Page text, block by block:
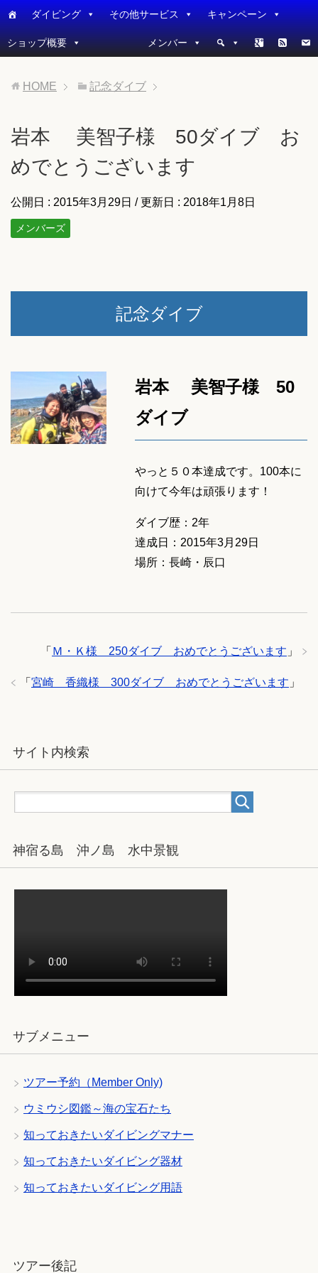
ダイビング その他サービス キャンペーン
ショップ概要 メンバー
HOME 記念ダイブ
岩本 美智子様 50ダイブ お
めでとうございます
公開日 : 2015年3月29日 / 更新日 : 2018年1月8日
メンバーズ
記念ダイブ
岩本 美智子様 50
ダイブ
やっと５０本達成です。100本に
向けて今年は頑張ります！
ダイブ歴：2年
達成日：2015年3月29日
場所：長崎・辰口
「 Ｍ・Ｋ様 250ダイブ おめでとうございます 」
「 宮崎 香織様 300ダイブ おめでとうございます 」
サイト内検索
神宿る島 沖ノ島 水中景観
サブメニュー
ツアー予約（Member Only)
ウミウシ図鑑～海の宝石たち
知っておきたいダイビングマナー
知っておきたいダイビング器材
知っておきたいダイビング用語
ツアー後記